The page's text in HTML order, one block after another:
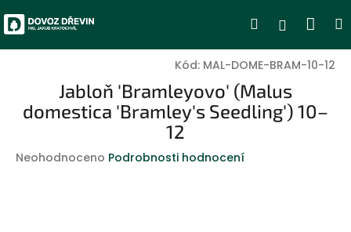
na
obsah
Hledat
Kód: MAL-DOME-BRAM-10-12
Jabloň 'Bramleyovo' (Malus
domestica 'Bramley's Seedling') 10–
12
Průměrné
Neohodnoceno Podrobnosti hodnocení